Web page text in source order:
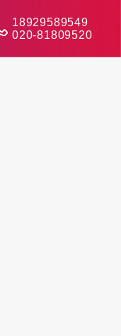
18929589549
020-81809520